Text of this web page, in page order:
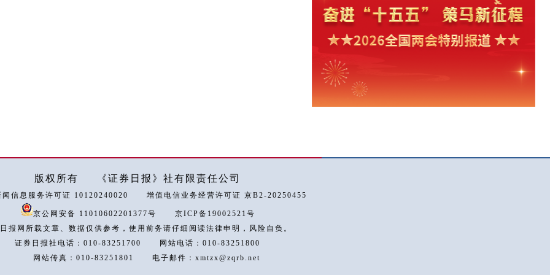
版权所有 《证券日报》社有限责任公司
闻信息服务许可证 10120240020 增值电信业务经营许可证 京B2-20250455
京公网安备 11010602201377号
京ICP备19002521号
报网所载文章、数据仅供参考，使用前务请仔细阅读法律申明，风险自负。
证券日报社电话：010-83251700
网站电话：010-83251800
网站传真：010-83251801
电子邮件：xmtzx@zqrb.net